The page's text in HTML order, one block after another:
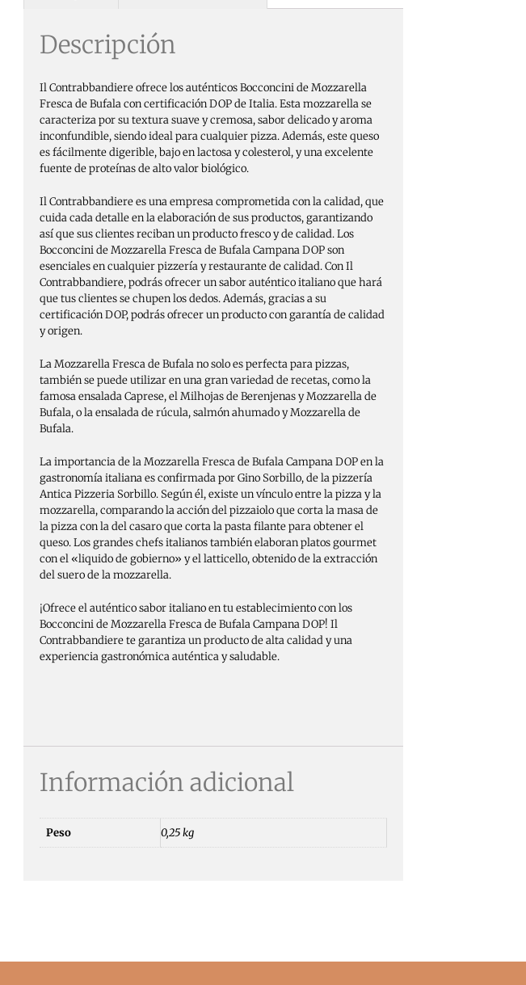
Descripción
Il Contrabbandiere ofrece los auténticos Bocconcini de Mozzarella
Fresca de Bufala con certificación DOP de Italia. Esta mozzarella se
caracteriza por su textura suave y cremosa, sabor delicado y aroma
inconfundible, siendo ideal para cualquier pizza. Además, este queso
es fácilmente digerible, bajo en lactosa y colesterol, y una excelente
fuente de proteínas de alto valor biológico.
Il Contrabbandiere es una empresa comprometida con la calidad, que
cuida cada detalle en la elaboración de sus productos, garantizando
así que sus clientes reciban un producto fresco y de calidad. Los
Bocconcini de Mozzarella Fresca de Bufala Campana DOP son
esenciales en cualquier pizzería y restaurante de calidad. Con Il
Contrabbandiere, podrás ofrecer un sabor auténtico italiano que hará
que tus clientes se chupen los dedos. Además, gracias a su
certificación DOP, podrás ofrecer un producto con garantía de calidad
y origen.
La Mozzarella Fresca de Bufala no solo es perfecta para pizzas,
también se puede utilizar en una gran variedad de recetas, como la
famosa ensalada Caprese, el Milhojas de Berenjenas y Mozzarella de
Bufala, o la ensalada de rúcula, salmón ahumado y Mozzarella de
Bufala.
La importancia de la Mozzarella Fresca de Bufala Campana DOP en la
gastronomía italiana es confirmada por Gino Sorbillo, de la pizzería
Antica Pizzeria Sorbillo. Según él, existe un vínculo entre la pizza y la
mozzarella, comparando la acción del pizzaiolo que corta la masa de
la pizza con la del casaro que corta la pasta filante para obtener el
queso. Los grandes chefs italianos también elaboran platos gourmet
con el «liquido de gobierno» y el latticello, obtenido de la extracción
del suero de la mozzarella.
¡Ofrece el auténtico sabor italiano en tu establecimiento con los
Bocconcini de Mozzarella Fresca de Bufala Campana DOP! Il
Contrabbandiere te garantiza un producto de alta calidad y una
experiencia gastronómica auténtica y saludable.
Información adicional
Peso 0,25 kg